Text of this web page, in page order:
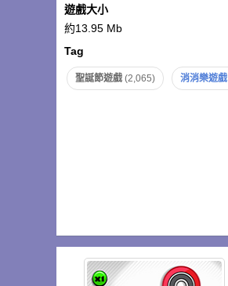
遊戲大小
約13.95 Mb
Tag
聖誕節遊戲 (2,065) 消消樂遊戲